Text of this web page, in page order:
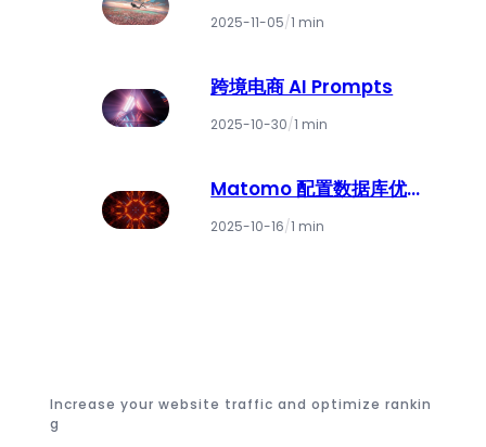
2025-11-05/1 min
跨境电商 AI Prompts
2025-10-30/1 min
Matomo 配置数据库优
2025-10-16/1 min
Increase your website traffic and optimize rankin
g